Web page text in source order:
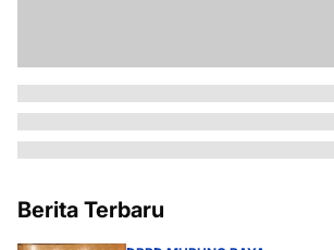
Berita Terbaru